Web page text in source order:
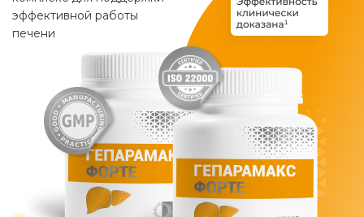
эффективной работы
печени